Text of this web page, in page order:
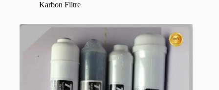
Karbon Filtre